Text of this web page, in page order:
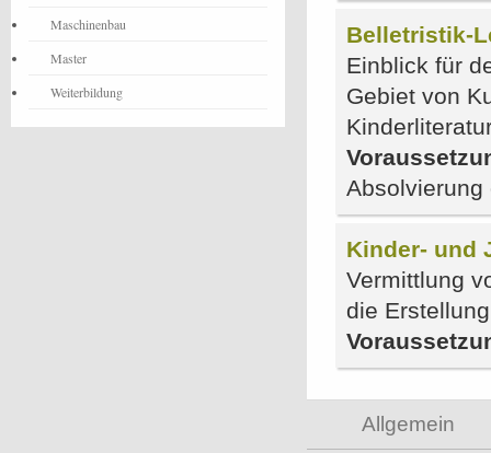
Belletristik-
Einblick für
Gebiet von
Absolvierung
Kinder- und
Vermittlung
die
Allgemein
Maschinenbau
Master
Weiterbildung